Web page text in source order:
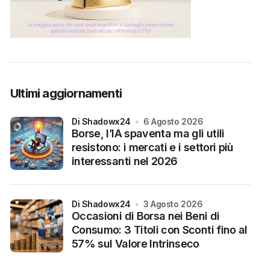
Ultimi aggiornamenti
Borse, l’IA spaventa ma gli utili
resistono: i mercati e i settori più
interessanti nel 2026
di Shadowx24 6 Agosto 2026
Occasioni di Borsa nei Beni di
Consumo: 3 Titoli con Sconti fino al
57% sul Valore Intrinseco
di Shadowx24 3 Agosto 2026